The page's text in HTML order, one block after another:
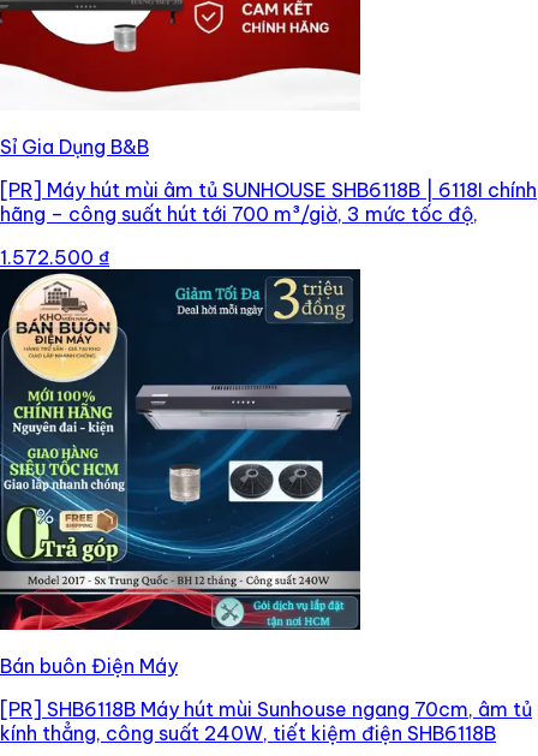
Sỉ Gia Dụng B&B
[PR] Máy hút mùi âm tủ SUNHOUSE SHB6118B | 6118I chính
hãng – công suất hút tới 700 m³/giờ, 3 mức tốc độ,
1.572.500 ₫
Bán buôn Điện Máy
[PR] SHB6118B Máy hút mùi Sunhouse ngang 70cm, âm tủ
kính thẳng, công suất 240W, tiết kiệm điện SHB6118B